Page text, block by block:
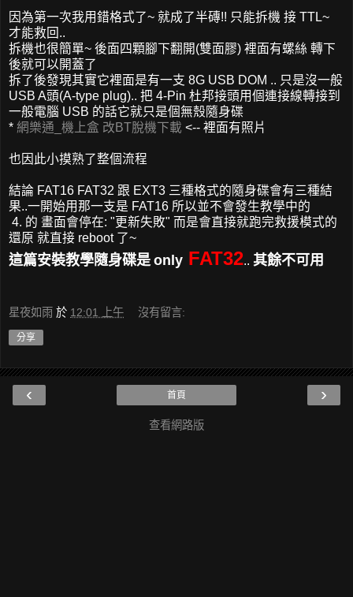
因為第一次我用錯格式了~ 就成了半磚!! 只能拆機 接 TTL~
才能救回..
拆機也很簡單~ 後面四顆腳下翻開(雙面膠) 裡面有螺絲 轉下
後就可以開蓋了
拆了後發現其實它裡面是有一支 8G USB DOM .. 只是沒一般
USB A頭(A-type plug).. 把 4-Pin 杜邦接頭用個連接線轉接到
一般電腦 USB 的話它就只是個無殼隨身碟
* 網樂通_機上盒 改BT脫機下載 <-- 裡面有照片
也因此小摸熟了整個流程
結論 FAT16 FAT32 跟 EXT3 三種格式的隨身碟會有三種結
果..一開始用那一支是 FAT16 所以並不會發生教學中的
4. 的 畫面會停在: "更新失敗" 而是會直接就跑完救援模式的
還原 就直接 reboot 了~
這篇安裝教學隨身碟是 only FAT32.. 其餘不可用
星夜如雨 於 12:01 上午 沒有留言:
分享
‹ ›
首頁
查看網路版